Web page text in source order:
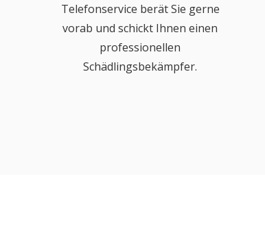
Telefonservice berät Sie gerne
vorab und schickt Ihnen einen
professionellen
Schädlingsbekämpfer.